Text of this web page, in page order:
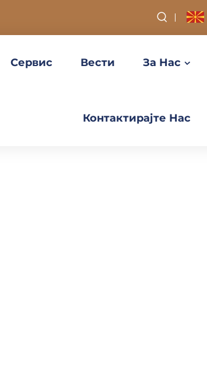
Сервис Вести За Нас
Контактирајте Нас